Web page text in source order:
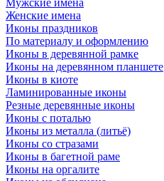
Мужские имена
Женские имена
Иконы праздников
По материалу и оформлению
Иконы в деревянной рамке
Иконы на деревянном планшете
Иконы в киоте
Ламинированные иконы
Резные деревянные иконы
Иконы с поталью
Иконы из металла (литьё)
Иконы со стразами
Иконы в багетной раме
Иконы на оргалите